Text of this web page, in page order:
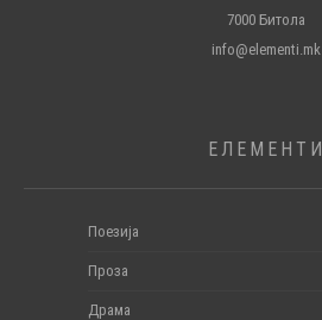
7000 Битола
info@elementi.mk
ЕЛЕМЕНТИ
Поезија
Проза
Драма